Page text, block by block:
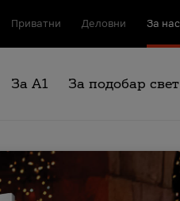
Приватни Деловни За нас
За А1 За подобар свет